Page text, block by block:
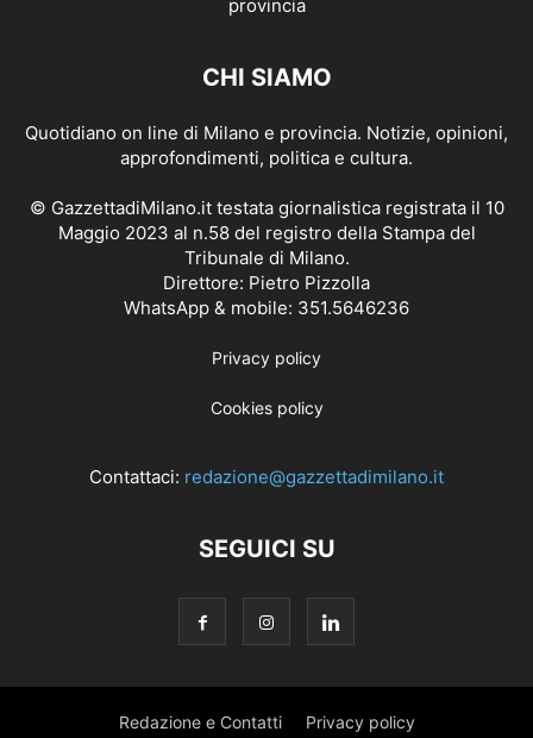
CHI SIAMO
Quotidiano on line di Milano e provincia. Notizie, opinioni,
approfondimenti, politica e cultura.
© GazzettadiMilano.it testata giornalistica registrata il 10
Maggio 2023 al n.58 del registro della Stampa del
Tribunale di Milano.
Direttore: Pietro Pizzolla
WhatsApp & mobile: 351.5646236
Privacy policy
Cookies policy
Contattaci: redazione@gazzettadimilano.it
SEGUICI SU
Redazione e Contatti Privacy policy